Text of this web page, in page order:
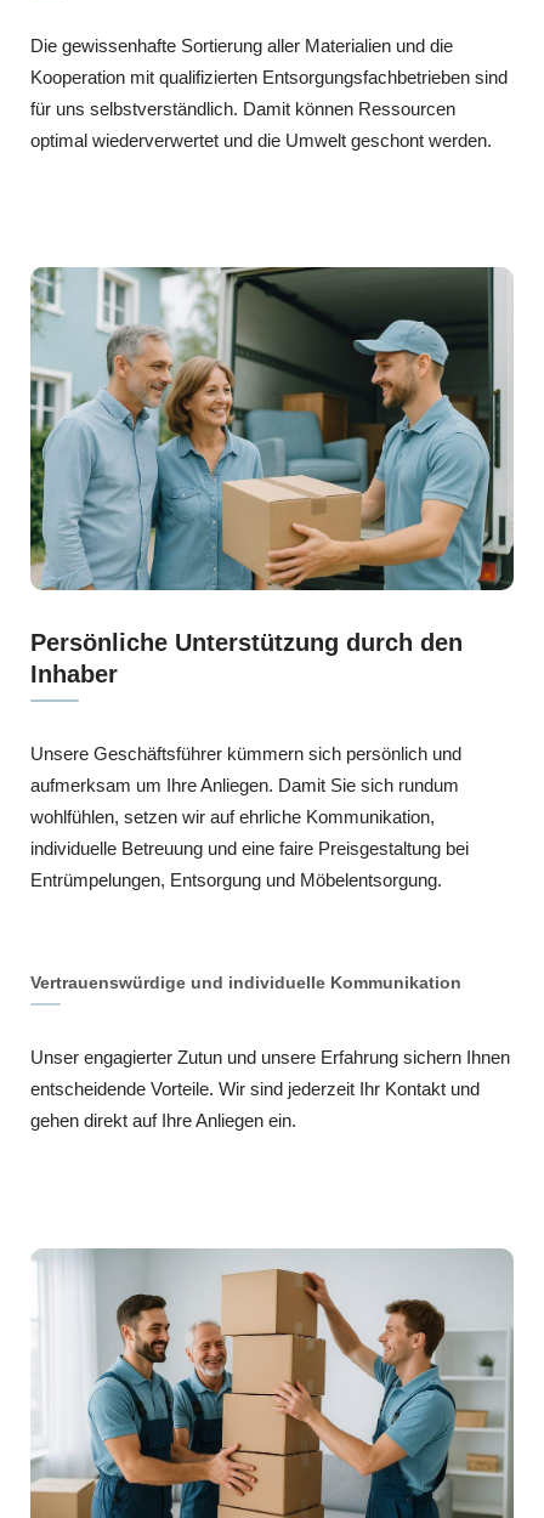
Die gewissenhafte Sortierung aller Materialien und die
Kooperation mit qualifizierten Entsorgungsfachbetrieben sind
für uns selbstverständlich. Damit können Ressourcen
optimal wiederverwertet und die Umwelt geschont werden.
Persönliche Unterstützung durch den
Inhaber
Unsere Geschäftsführer kümmern sich persönlich und
aufmerksam um Ihre Anliegen. Damit Sie sich rundum
wohlfühlen, setzen wir auf ehrliche Kommunikation,
individuelle Betreuung und eine faire Preisgestaltung bei
Entrümpelungen, Entsorgung und Möbelentsorgung.
Vertrauenswürdige und individuelle Kommunikation
Unser engagierter Zutun und unsere Erfahrung sichern Ihnen
entscheidende Vorteile. Wir sind jederzeit Ihr Kontakt und
gehen direkt auf Ihre Anliegen ein.